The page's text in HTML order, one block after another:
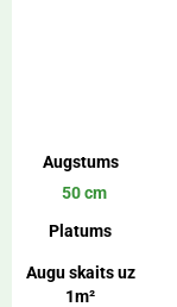
Augstums
50 cm
Platums
Augu skaits uz
1m²